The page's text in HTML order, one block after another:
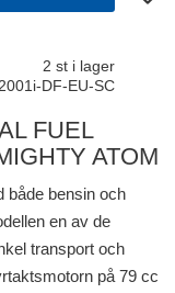
2 st i lager
DF-EU-SC
FUEL
ATOM
både bensin och
en av de
transport och
på 79 cc